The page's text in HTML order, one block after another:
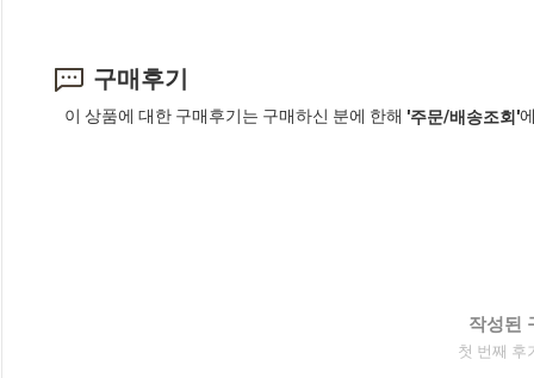
구매후기
이 상품에 대한 구매후기는 구매하신 분에 한해 '주문/배송조회'
작성된
첫 번째 후